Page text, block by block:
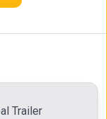
Trailer